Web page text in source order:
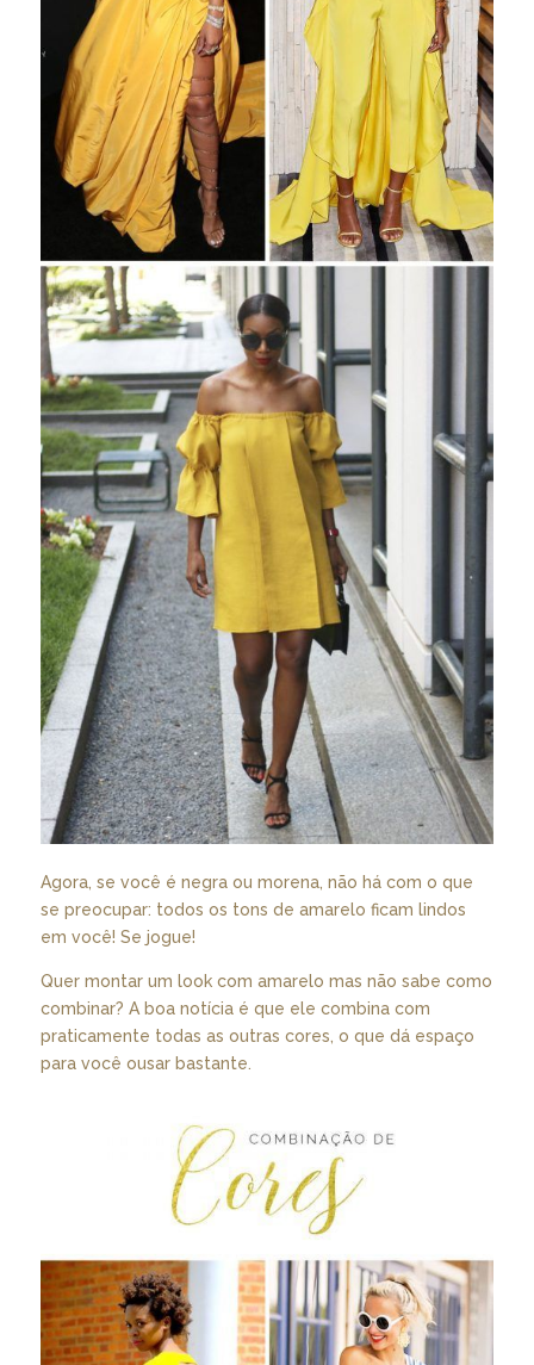
Agora, se você é negra ou morena, não há com o que
se preocupar: todos os tons de amarelo ficam lindos
em você! Se jogue!
Quer montar um look com amarelo mas não sabe como
combinar? A boa notícia é que ele combina com
praticamente todas as outras cores, o que dá espaço
para você ousar bastante.